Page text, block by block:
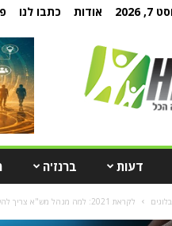
2026 אודות כתבו לנו
דעות ברנז'ה
בלוגים לקראת 2021: למה מנהל מש"א צריך להשתלב בהנהלה הבכירה בכל ארגון